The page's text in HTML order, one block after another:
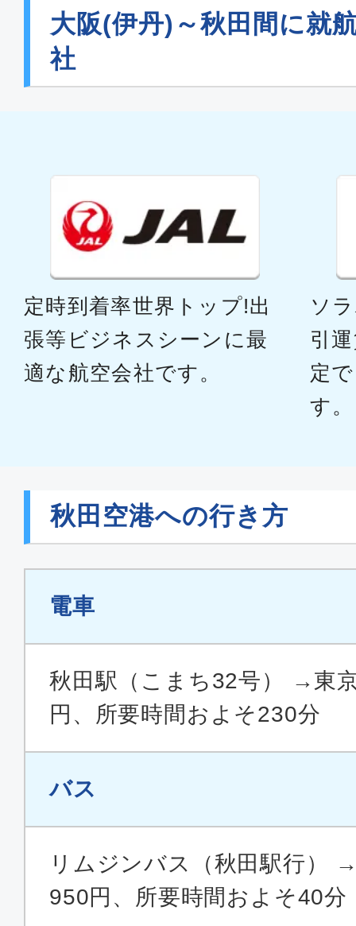
大阪(伊丹)～秋田間に就
社
定時到着率世界トップ!出
張等ビジネスシーンに最
適な航空会社です。
ソ
引
定
す。
秋田空港への行き方
電車
秋田駅（こまち32号） →東
円、所要時間およそ230分
バス
リムジンバス（秋田駅行）
950円、所要時間およそ40分